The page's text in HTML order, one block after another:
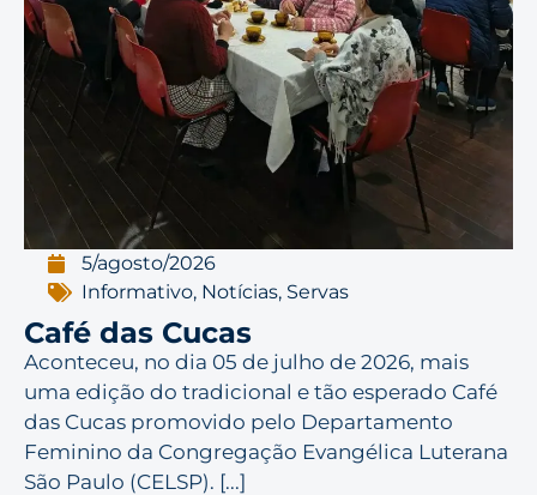
5/agosto/2026
Informativo, Notícias, Servas
Café das Cucas
Aconteceu, no dia 05 de julho de 2026, mais
uma edição do tradicional e tão esperado Café
das Cucas promovido pelo Departamento
Feminino da Congregação Evangélica Luterana
São Paulo (CELSP). [...]